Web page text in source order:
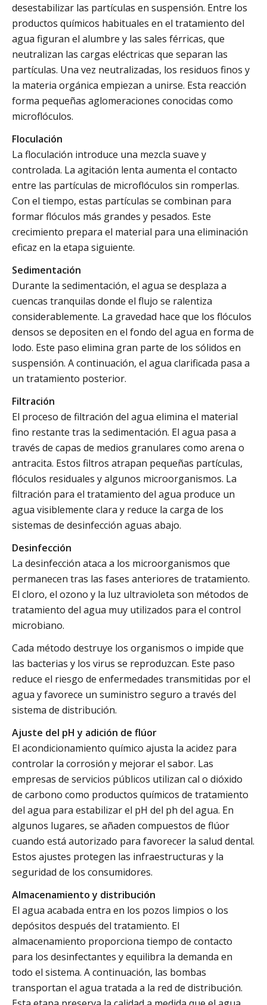
desestabilizar las partículas en suspensión. Entre los
productos químicos habituales en el tratamiento del
agua figuran el alumbre y las sales férricas, que
neutralizan las cargas eléctricas que separan las
partículas. Una vez neutralizadas, los residuos finos y
la materia orgánica empiezan a unirse. Esta reacción
forma pequeñas aglomeraciones conocidas como
microflóculos.
Floculación
La floculación introduce una mezcla suave y
controlada. La agitación lenta aumenta el contacto
entre las partículas de microflóculos sin romperlas.
Con el tiempo, estas partículas se combinan para
formar flóculos más grandes y pesados. Este
crecimiento prepara el material para una eliminación
eficaz en la etapa siguiente.
Sedimentación
Durante la sedimentación, el agua se desplaza a
cuencas tranquilas donde el flujo se ralentiza
considerablemente. La gravedad hace que los flóculos
densos se depositen en el fondo del agua en forma de
lodo. Este paso elimina gran parte de los sólidos en
suspensión. A continuación, el agua clarificada pasa a
un tratamiento posterior.
Filtración
El proceso de filtración del agua elimina el material
fino restante tras la sedimentación. El agua pasa a
través de capas de medios granulares como arena o
antracita. Estos filtros atrapan pequeñas partículas,
flóculos residuales y algunos microorganismos. La
filtración para el tratamiento del agua produce un
agua visiblemente clara y reduce la carga de los
sistemas de desinfección aguas abajo.
Desinfección
La desinfección ataca a los microorganismos que
permanecen tras las fases anteriores de tratamiento.
El cloro, el ozono y la luz ultravioleta son métodos de
tratamiento del agua muy utilizados para el control
microbiano.
Cada método destruye los organismos o impide que
las bacterias y los virus se reproduzcan. Este paso
reduce el riesgo de enfermedades transmitidas por el
agua y favorece un suministro seguro a través del
sistema de distribución.
Ajuste del pH y adición de flúor
El acondicionamiento químico ajusta la acidez para
controlar la corrosión y mejorar el sabor. Las
empresas de servicios públicos utilizan cal o dióxido
de carbono como productos químicos de tratamiento
del agua para estabilizar el pH del ph del agua. En
algunos lugares, se añaden compuestos de flúor
cuando está autorizado para favorecer la salud dental.
Estos ajustes protegen las infraestructuras y la
seguridad de los consumidores.
Almacenamiento y distribución
El agua acabada entra en los pozos limpios o los
depósitos después del tratamiento. El
almacenamiento proporciona tiempo de contacto
para los desinfectantes y equilibra la demanda en
todo el sistema. A continuación, las bombas
transportan el agua tratada a la red de distribución.